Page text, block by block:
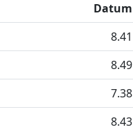
Datum
8.41
8.49
7.38
8.43